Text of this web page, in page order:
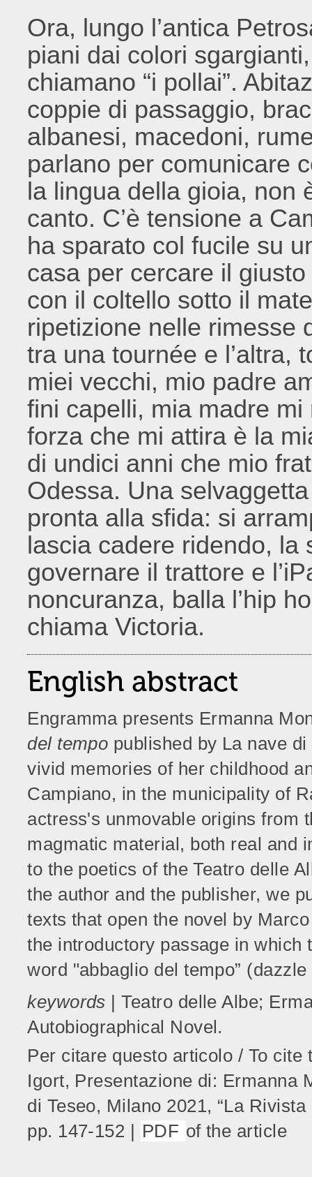
Ora, lungo l’antica
piani dai colori
chiamano “i pollai”.
coppie di passaggio,
albanesi, macedoni,
parlano per comunicare
la lingua della gioia, non
canto. C’è tensione a
ha sparato col fucile su
casa per cercare il
con il coltello sotto il
ripetizione nelle rimesse
tra una tournée e l’altra,
miei vecchi, mio padre
fini capelli, mia madre mi
forza che mi attira è la
di undici anni che mio
Odessa. Una
pronta alla sfida: si
lascia cadere ridendo, la
governare il trattore e
noncuranza, balla l’hip
chiama Victoria.
English abstract
Engramma presents Ermanna
del tempo published by La nave
vivid memories of her childhood
Campiano, in the municipality of
actress's unmovable origins from
magmatic material, both real and
to the poetics of the Teatro delle
the author and the publisher, we
texts that open the novel by
the introductory passage in which
word "abbaglio del tempo”
keywords | Teatro delle Albe;
Autobiographical Novel.
Per citare questo articolo / To
Igort, Presentazione di: Ermanna
di Teseo, Milano 2021, “La
pp. 147-152 | PDF of the article